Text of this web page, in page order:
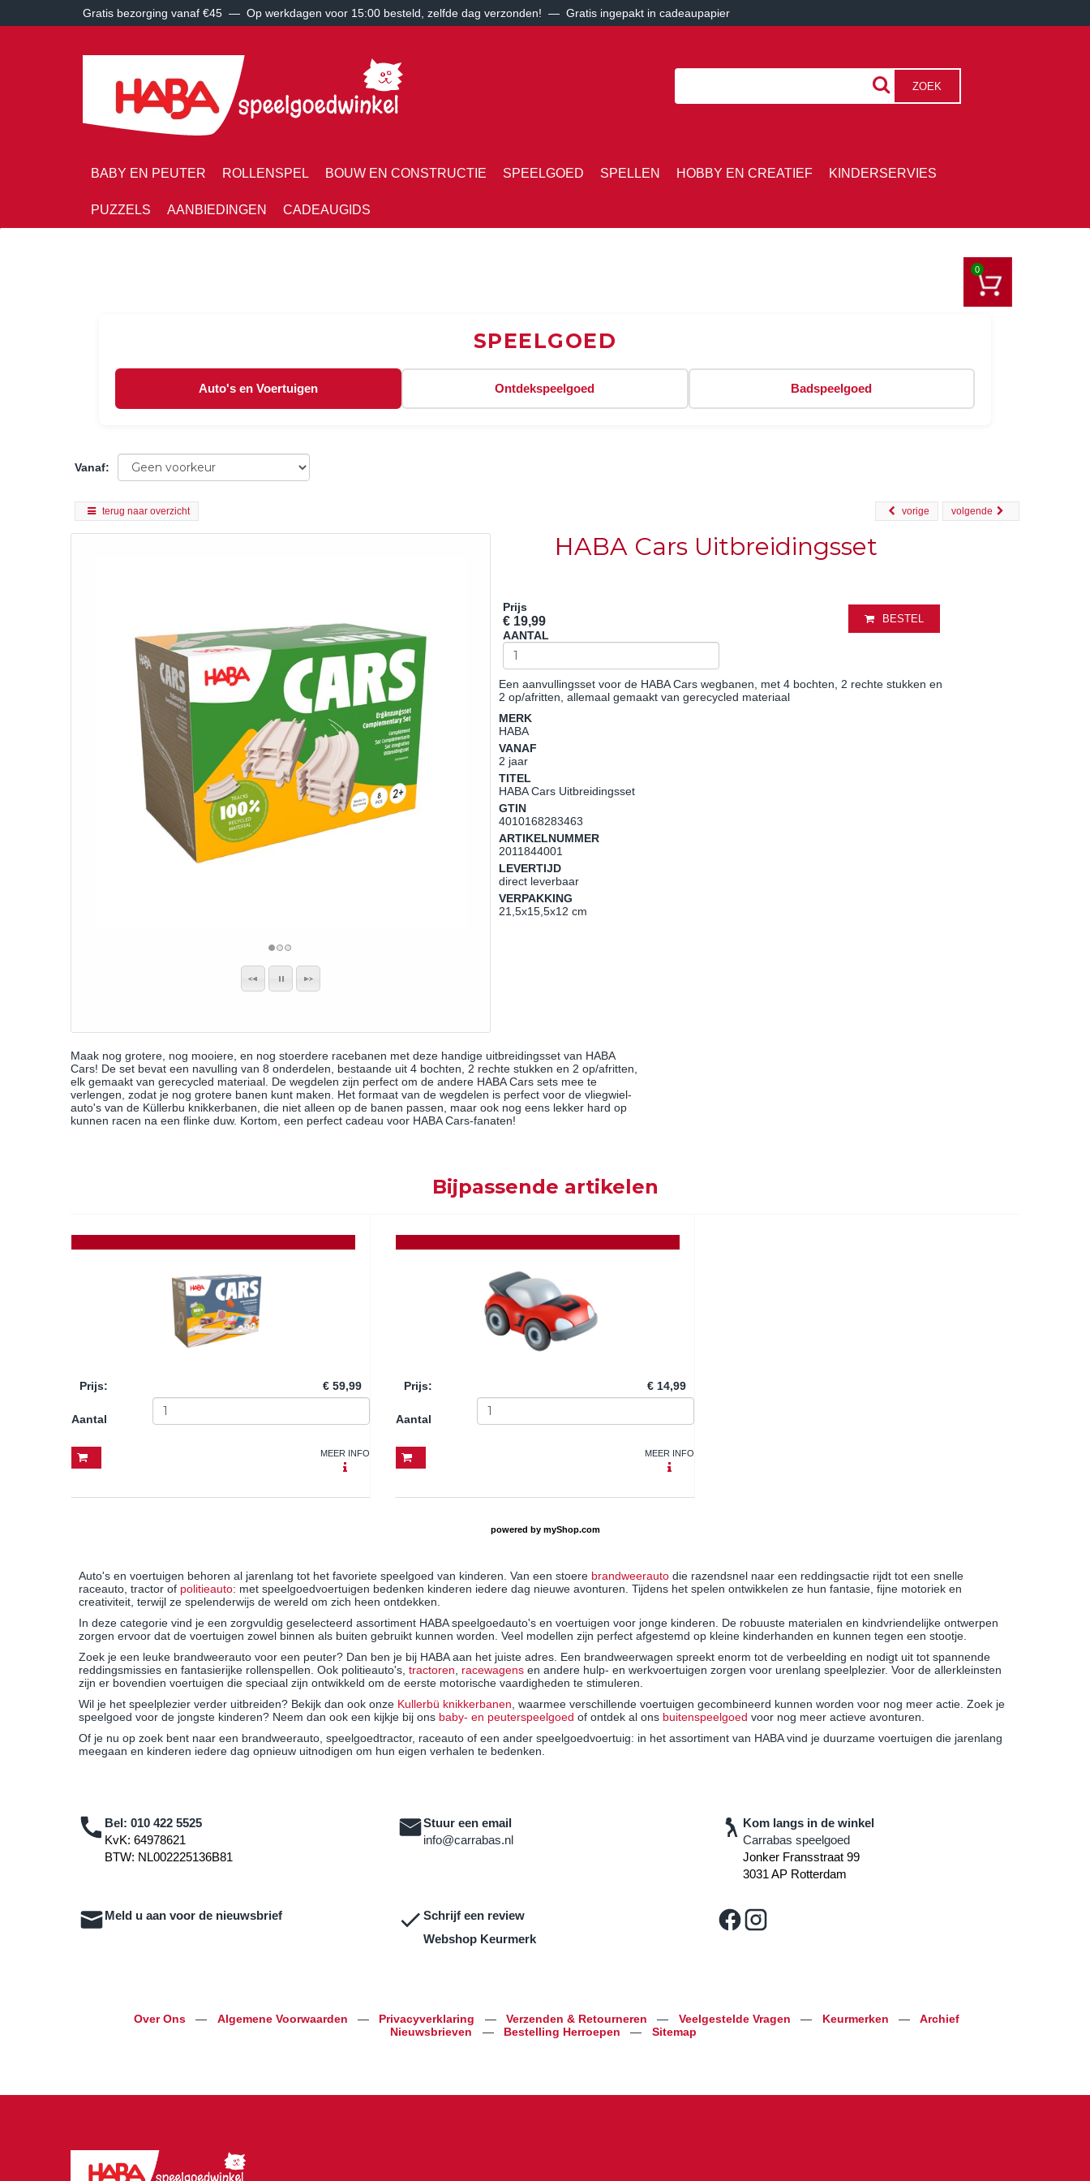
Gratis bezorging vanaf €45 — Op werkdagen voor 15:00 besteld, zelfde dag verzonden! — Gratis ingepakt in cadeaupapier
ZOEK
BABY EN PEUTER ROLLENSPEL BOUW EN CONSTRUCTIE SPEELGOED SPELLEN HOBBY EN CREATIEF KINDERSERVIES
PUZZELS AANBIEDINGEN CADEAUGIDS
0
SPEELGOED
Auto's en Voertuigen Ontdekspeelgoed Badspeelgoed
Vanaf:
terug naar overzicht volgende
vorige
HABA Cars Uitbreidingsset
Prijs
€ 19,99
AANTAL
BESTEL
Een aanvullingsset voor de HABA Cars wegbanen, met 4 bochten, 2 rechte stukken en
2 op/afritten, allemaal gemaakt van gerecycled materiaal
MERK
HABA
VANAF
2 jaar
TITEL
HABA Cars Uitbreidingsset
GTIN
4010168283463
ARTIKELNUMMER
2011844001
LEVERTIJD
direct leverbaar
VERPAKKING
21,5x15,5x12 cm
Maak nog grotere, nog mooiere, en nog stoerdere racebanen met deze handige uitbreidingsset van HABA
Cars! De set bevat een navulling van 8 onderdelen, bestaande uit 4 bochten, 2 rechte stukken en 2 op/afritten,
elk gemaakt van gerecycled materiaal. De wegdelen zijn perfect om de andere HABA Cars sets mee te
verlengen, zodat je nog grotere banen kunt maken. Het formaat van de wegdelen is perfect voor de vliegwiel-
auto's van de Küllerbu knikkerbanen, die niet alleen op de banen passen, maar ook nog eens lekker hard op
kunnen racen na een flinke duw. Kortom, een perfect cadeau voor HABA Cars-fanaten!
Bijpassende artikelen
Prijs: € 59,99
Aantal
MEER INFO
Prijs: € 14,99
Aantal
MEER INFO
powered by myShop.com
Auto's en voertuigen behoren al jarenlang tot het favoriete speelgoed van kinderen. Van een stoere brandweerauto die razendsnel naar een reddingsactie rijdt tot een snelle
raceauto, tractor of politieauto: met speelgoedvoertuigen bedenken kinderen iedere dag nieuwe avonturen. Tijdens het spelen ontwikkelen ze hun fantasie, fijne motoriek en
creativiteit, terwijl ze spelenderwijs de wereld om zich heen ontdekken.
In deze categorie vind je een zorgvuldig geselecteerd assortiment HABA speelgoedauto's en voertuigen voor jonge kinderen. De robuuste materialen en kindvriendelijke ontwerpen
zorgen ervoor dat de voertuigen zowel binnen als buiten gebruikt kunnen worden. Veel modellen zijn perfect afgestemd op kleine kinderhanden en kunnen tegen een stootje.
Zoek je een leuke brandweerauto voor een peuter? Dan ben je bij HABA aan het juiste adres. Een brandweerwagen spreekt enorm tot de verbeelding en nodigt uit tot spannende
reddingsmissies en fantasierijke rollenspellen. Ook politieauto's, tractoren, racewagens en andere hulp- en werkvoertuigen zorgen voor urenlang speelplezier. Voor de allerkleinsten
zijn er bovendien voertuigen die speciaal zijn ontwikkeld om de eerste motorische vaardigheden te stimuleren.
Wil je het speelplezier verder uitbreiden? Bekijk dan ook onze Kullerbü knikkerbanen, waarmee verschillende voertuigen gecombineerd kunnen worden voor nog meer actie. Zoek je
speelgoed voor de jongste kinderen? Neem dan ook een kijkje bij ons baby- en peuterspeelgoed of ontdek al ons buitenspeelgoed voor nog meer actieve avonturen.
Of je nu op zoek bent naar een brandweerauto, speelgoedtractor, raceauto of een ander speelgoedvoertuig: in het assortiment van HABA vind je duurzame voertuigen die jarenlang
meegaan en kinderen iedere dag opnieuw uitnodigen om hun eigen verhalen te bedenken.
Bel: 010 422 5525
KvK: 64978621
BTW: NL002225136B81
Stuur een email
info@carrabas.nl
Kom langs in de winkel
Carrabas speelgoed
Jonker Fransstraat 99
3031 AP Rotterdam
Meld u aan voor de nieuwsbrief
Schrijf een review
Webshop Keurmerk
Over Ons — Algemene Voorwaarden — Privacyverklaring — Verzenden & Retourneren — Veelgestelde Vragen — Keurmerken —
Archief
Nieuwsbrieven
— Bestelling Herroepen — Sitemap